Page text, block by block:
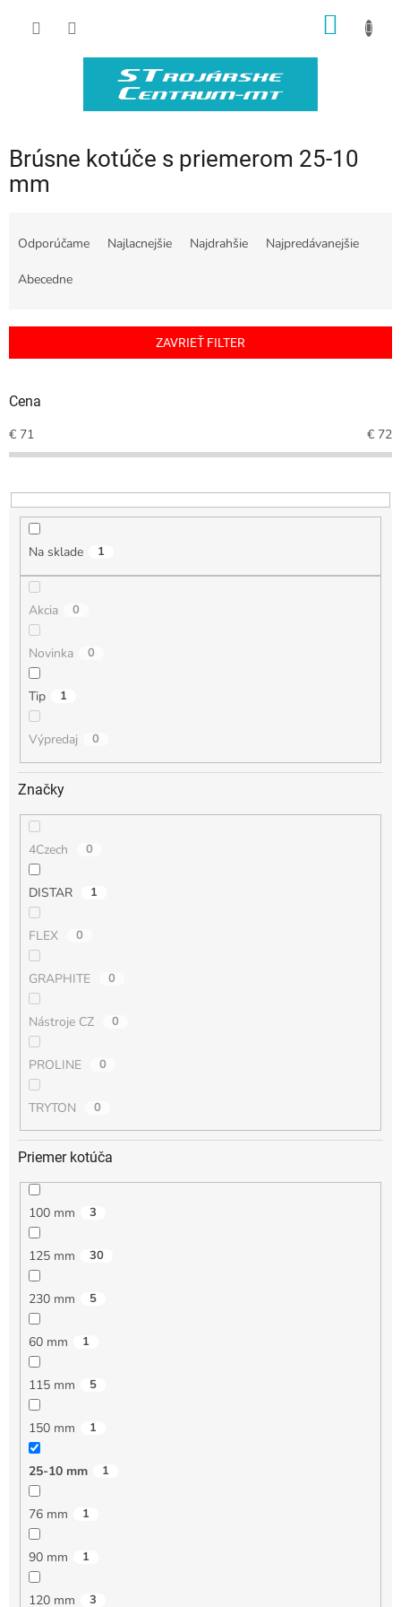
Brúsne kotúče s priemerom 25-10
mm
p
o
u
k
o
Odporúčame Najlacnejšie Najdrahšie Najpredávanejšie
Abecedne
ZAVRIEŤ FILTER
Cena
€ 71 € 72
Na sklade 1
Akcia 0
Novinka 0
Tip 1
Výpredaj 0
Značky
4Czech 0
DISTAR 1
FLEX 0
GRAPHITE 0
Nástroje CZ 0
PROLINE 0
TRYTON 0
Priemer kotúča
100 mm 3
125 mm 30
230 mm 5
60 mm 1
115 mm 5
150 mm 1
25-10 mm 1
76 mm 1
90 mm 1
120 mm 3